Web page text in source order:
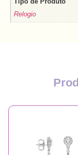
Tipo de Produto
Relogio